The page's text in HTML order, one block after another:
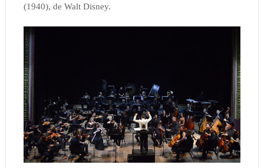
(1940), de Walt Disney.